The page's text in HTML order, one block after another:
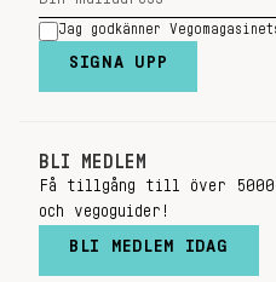
Jag godkänner
SIGNA UPP
BLI MEDLEM
Få tillgång till över
och vegoguider!
BLI MEDLEM IDAG